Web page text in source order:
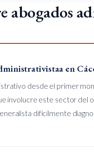
abogados
en
desde el primer
involucre este sector del
difícilmente